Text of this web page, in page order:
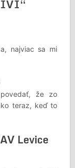
najviac sa mi
že zo
teraz, keď to
Levice